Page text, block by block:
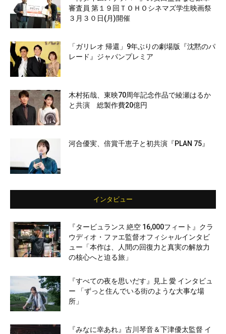
審査員 第１９回ＴＯＨＯシネマズ学生映画祭
３月３０日(月)開催
「ガリレオ 帰還」9年ぶりの劇場版『沈黙のパ
レード』ジャパンプレミア
木村拓哉、東映70周年記念作品で綾瀬はるか
と共演 総製作費20億円
河合優実、倍賞千恵子と初共演『PLAN 75』
インタビュー
『タービュランス 絶空 16,000フィート』クラ
ウディオ・ファエ監督オフィシャルインタビ
ュー「本作は、人間の回復力と真実の解放力
の核心へと迫る旅」
『すべての夜を思いだす』見上 愛 インタビュ
ー 「ずっと住んでいる街のような大事な場
所」
『みなに幸あれ』古川琴音＆下津優太監督 イ